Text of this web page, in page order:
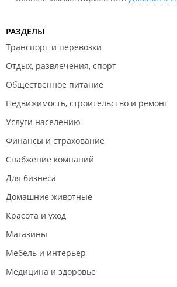
РАЗДЕЛЫ
Транспорт и перевозки
Отдых, развлечения, спорт
Общественное питание
Недвижимость, строительство и ремонт
Услуги населению
Финансы и страхование
Снабжение компаний
Для бизнеса
Домашние животные
Красота и уход
Магазины
Мебель и интерьер
Медицина и здоровье